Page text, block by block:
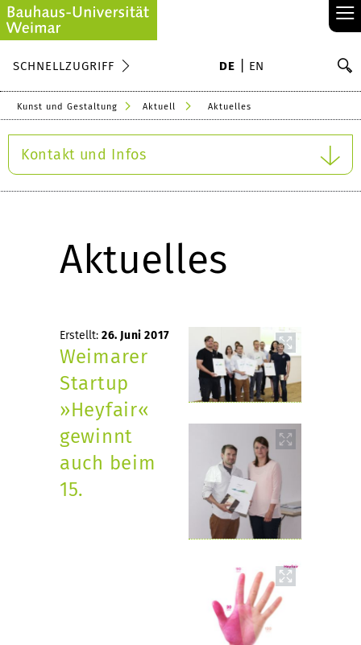
≡
SCHNELLZUGRIFF DE EN
Kunst und Gestaltung Aktuell Aktuelles
Kontakt und Infos
Aktuelles
Erstellt: 26. Juni 2017
Weimarer
Startup
»Heyfair«
gewinnt
auch beim
15.